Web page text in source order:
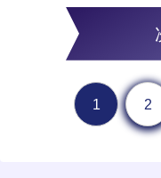
1 2